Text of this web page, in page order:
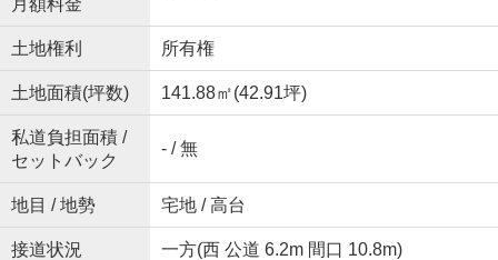
土地権利 所有権
土地面積(坪数) 141.88㎡(42.91坪)
私道負担面積 /
セットバック
- / 無
地目 / 地勢 宅地 / 高台
接道状況 一方(西 公道 6.2m 間口 10.8m)